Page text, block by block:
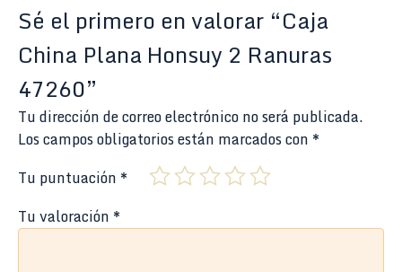
Sé el primero en valorar “Caja
China Plana Honsuy 2 Ranuras
47260”
Tu dirección de correo electrónico no será publicada.
Los campos obligatorios están marcados con *
Tu puntuación *
Tu valoración *